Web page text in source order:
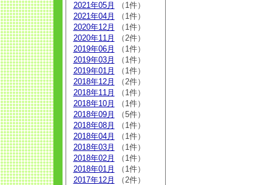
2021年05月
（1件）
2021年04月
（1件）
2020年12月
（1件）
2020年11月
（2件）
2019年06月
（1件）
2019年03月
（1件）
2019年01月
（1件）
2018年12月
（2件）
2018年11月
（1件）
2018年10月
（1件）
2018年09月
（5件）
2018年08月
（1件）
2018年04月
（1件）
2018年03月
（1件）
2018年02月
（1件）
2018年01月
（1件）
2017年12月
（2件）